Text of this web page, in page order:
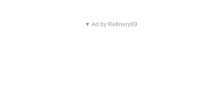
▼ Ad by Refinery89